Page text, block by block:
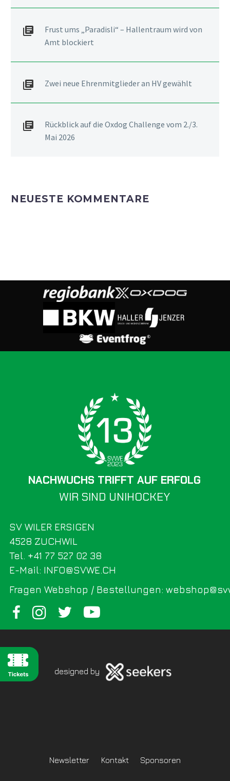
Frust ums „Paradisli“ – Hallentraum wird von
Amt blockiert
Zwei neue Ehrenmitglieder an HV gewählt
Rückblick auf die Oxdog Challenge vom 2./3.
Mai 2026
NEUESTE KOMMENTARE
SV WILER ERSIGEN
Fragen Webshop / Bestellungen:
4528 ZUCHWIL
Tel. +41 77 527 02 38
E-Mail: INFO@SVWE.CH
WIR SIND UNIHOCKEY
NACHWUCHS TRIFFT AUF ERFOLG
designed by
Newsletter Kontakt Sponsoren